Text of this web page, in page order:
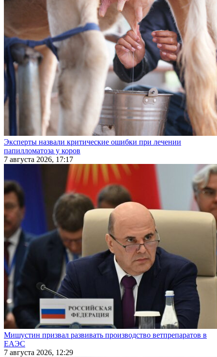
Эксперты назвали критические ошибки при лечении
папилломатоза у коров
7 августа 2026, 17:17
Мишустин призвал развивать производство ветпрепаратов в
ЕАЭС
7 августа 2026, 12:29